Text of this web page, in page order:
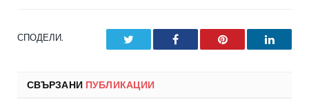
СПОДЕЛИ. Facebook Pinterest
СВЪРЗАНИ ПУБЛИКАЦИИ